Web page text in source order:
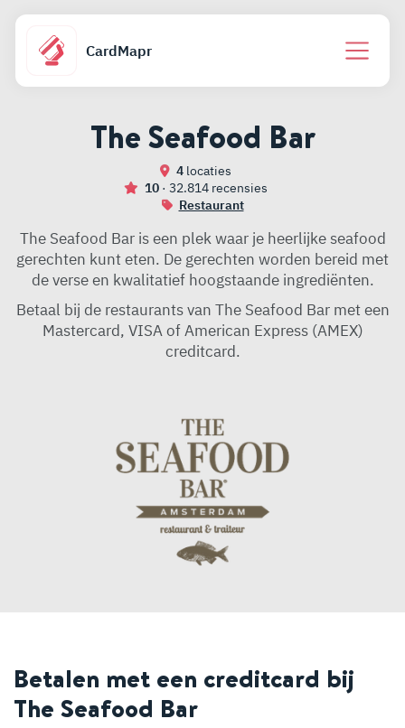
CardMapr
The Seafood Bar
4locaties
10 · 32.814 recensies
Restaurant
The Seafood Bar is een plek waar je heerlijke seafood
gerechten kunt eten. De gerechten worden bereid met
de verse en kwalitatief hoogstaande ingrediënten.
Betaal bij de restaurants van The Seafood Bar met een
Mastercard, VISA of American Express (AMEX)
creditcard.
Betalen met een creditcard bij
The Seafood Bar